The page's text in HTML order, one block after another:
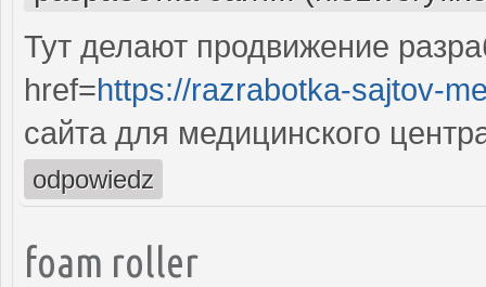
Тут делают продвижение
href=https://razrabotka-sajtov-
сайта для медицинского
odpowiedz
foam roller